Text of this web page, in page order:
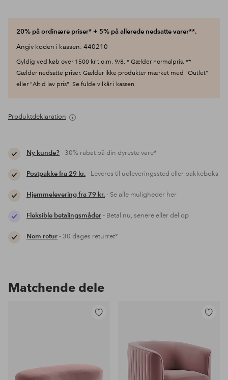
20% på ordinære priser* + 5% på allerede nedsatte varer**.
Angiv koden i kassen: 440210
Gyldig ved køb over 1500 kr t.o.m. 9/8. * Gælder normalpris. **
Gælder nedsatte priser. Gælder ikke produkter mærket med "Outlet"
eller "Altid lav pris". Se fulde vilkår i kassen.
Produktdeklaration
Ny kunde?- 30% rabat på din dyreste vare*
Postpakke fra 29 kr.- Leveres til udleveringssted eller pakkeboks
Hjemmelevering fra 79 kr.- Se alle muligheder her
Fleksible betalingsmåder- Betal nu, senere eller del op
Nem retur- 30 dages returret*
Matchende dele